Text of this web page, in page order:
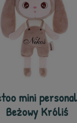
mini
Beżowy Króliś